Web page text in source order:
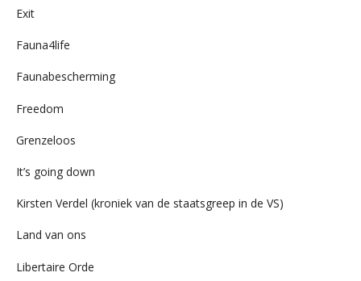
Exit
Fauna4life
Faunabescherming
Freedom
Grenzeloos
It’s going down
Kirsten Verdel (kroniek van de staatsgreep in de VS)
Land van ons
Libertaire Orde